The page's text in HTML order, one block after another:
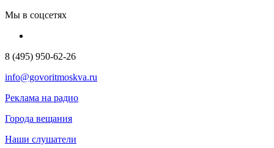
Мы в соцсетях
8 (495) 950-62-26
info@govoritmoskva.ru
Реклама на радио
Города вещания
Наши слушатели